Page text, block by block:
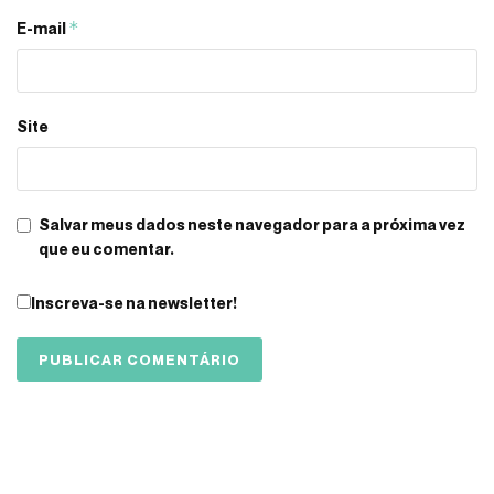
E-mail*
Site
Salvar meus dados neste navegador para a próxima vez
que eu comentar.
Inscreva-se na newsletter!